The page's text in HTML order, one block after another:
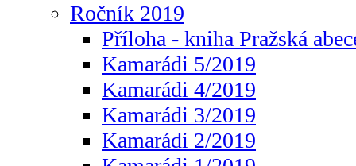
Ročník 2019
Příloha - kniha Pražská
Kamarádi 5/2019
Kamarádi 4/2019
Kamarádi 3/2019
Kamarádi 2/2019